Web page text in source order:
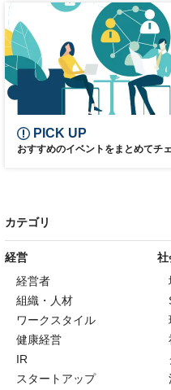
コンサート 東京オペラシティ
PICK UP
おすすめのイベントをまとめてチ
カテゴリ
経営
経営者
組織・人材
ワークスタイル
健康経営
IR
スタートアップ
社